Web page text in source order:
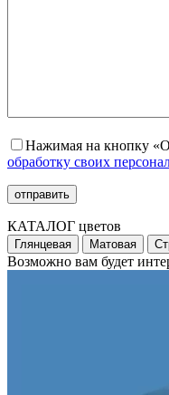
Нажимая на кнопку
обработку своих
КАТАЛОГ цветов
Глянцевая Матовая
Возможно вам будет